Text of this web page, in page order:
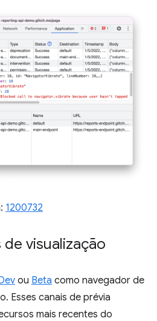
1200732
de visualização
ou Beta como navegador de
Esses canais de prévia
mais recentes do